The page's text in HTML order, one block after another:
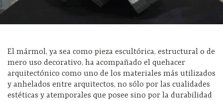
El mármol, ya sea como pieza escultórica, estructural o de
mero uso decorativo, ha acompañado el quehacer
arquitectónico como uno de los materiales más utilizados
y anhelados entre arquitectos, no sólo por las cualidades
estéticas y atemporales que posee sino por la durabilidad